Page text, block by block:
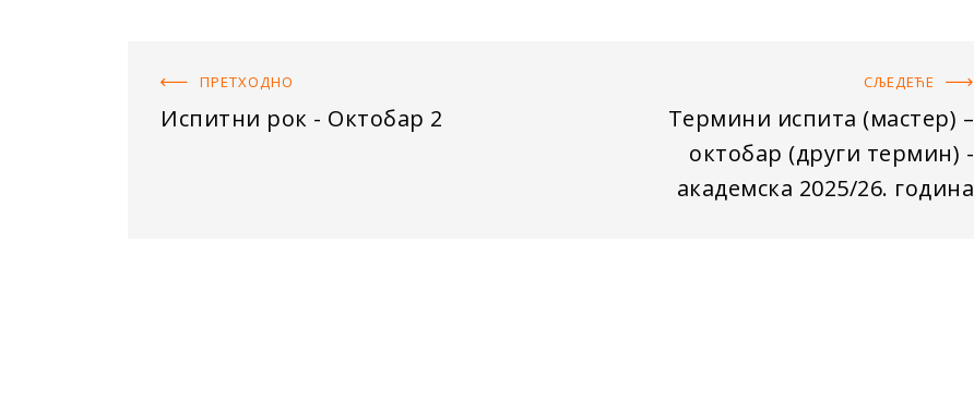
ПРЕТХОДНO
Испитни рок - Октобар 2
СЉЕДЕЋE
Термини испита (мастер) –
октобар (други термин) -
академска 2025/26. година